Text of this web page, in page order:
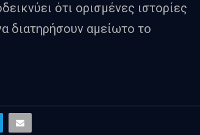
ότι ορισμένες ιστορίες
διατηρήσουν αμείωτο το